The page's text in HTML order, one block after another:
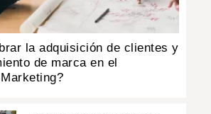
la adquisición de clientes y
de marca en el